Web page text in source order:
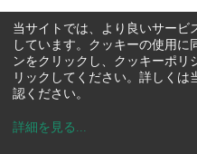
当サイトでは、より良いサービ
しています。クッキーの使用に
ンをクリックし、クッキーポリ
リックしてください。詳しくは
認ください。
詳細を見る ...